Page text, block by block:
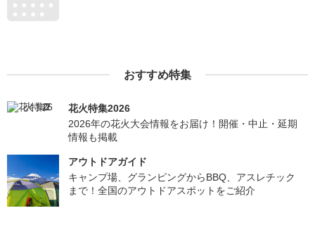
おすすめ特集
花火特集2026
2026年の花火大会情報をお届け！開催・中止・延期
情報も掲載
アウトドアガイド
キャンプ場、グランピングからBBQ、アスレチック
まで！全国のアウトドアスポットをご紹介